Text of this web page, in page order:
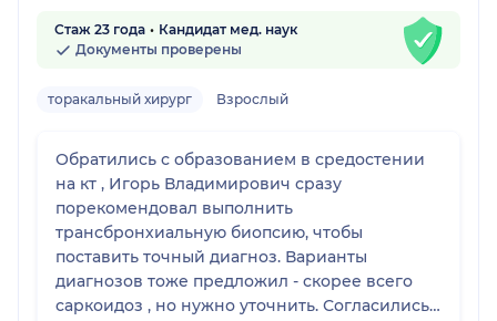
Стаж 23 года
Кандидат мед. наук
Документы проверены
торакальный хирург Взрослый
Обратились с образованием в средостении
на кт , Игорь Владимирович сразу
порекомендовал выполнить
трансбронхиальную биопсию, чтобы
поставить точный диагноз. Варианты
диагнозов тоже предложил - скорее всего
саркоидоз , но нужно уточнить. Согласились